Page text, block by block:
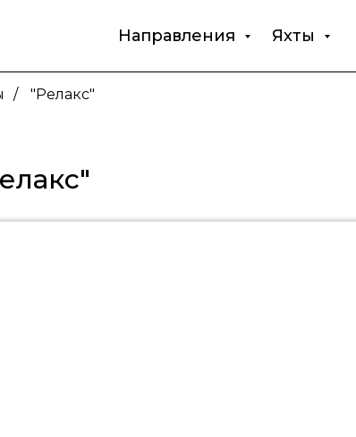
Направления Яхты
/ "Релакс"